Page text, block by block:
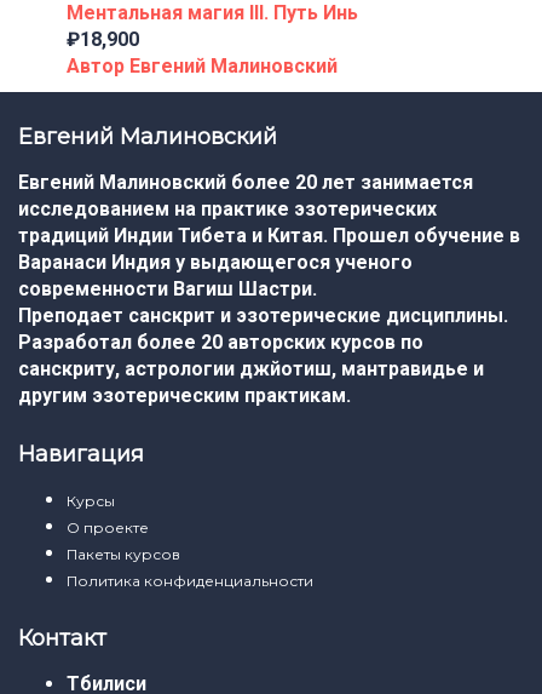
Ментальная магия III. Путь Инь
₽18,900
Автор Евгений Малиновский
Евгений Малиновский
Евгений Малиновский более 20 лет занимается
исследованием на практике эзотерических
традиций Индии Тибета и Китая. Прошел обучение в
Варанаси Индия у выдающегося ученого
современности Вагиш Шастри.
Преподает санскрит и эзотерические дисциплины.
Разработал более 20 авторских курсов по
санскриту, астрологии джйотиш, мантравидье и
другим эзотерическим практикам.
Навигация
Курсы
О проекте
Пакеты курсов
Политика конфиденциальности
Контакт
Тбилиси